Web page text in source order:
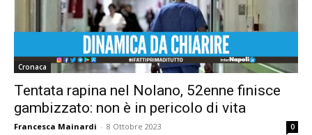
Cronaca
Tentata rapina nel Nolano, 52enne finisce
gambizzato: non è in pericolo di vita
Francesca Mainardi - 8 Ottobre 2023 0